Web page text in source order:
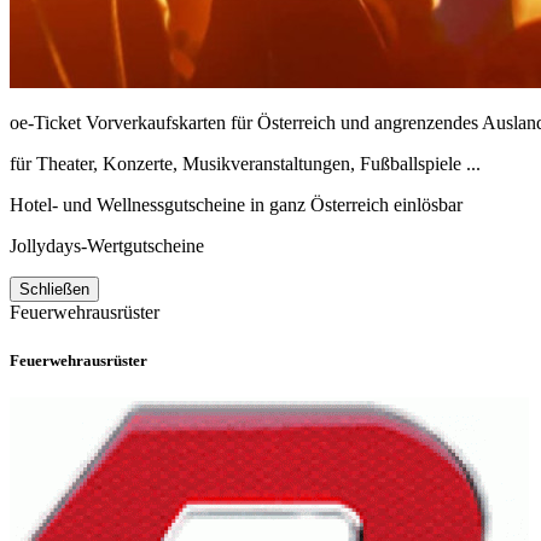
oe-Ticket Vorverkaufskarten für Österreich und angrenzendes
für Theater, Konzerte, Musikveranstaltungen, Fußballspiele ...
Hotel- und Wellnessgutscheine in ganz Österreich einlösbar
Jollydays-Wertgutscheine
Schließen
Feuerwehrausrüster
Feuerwehrausrüster